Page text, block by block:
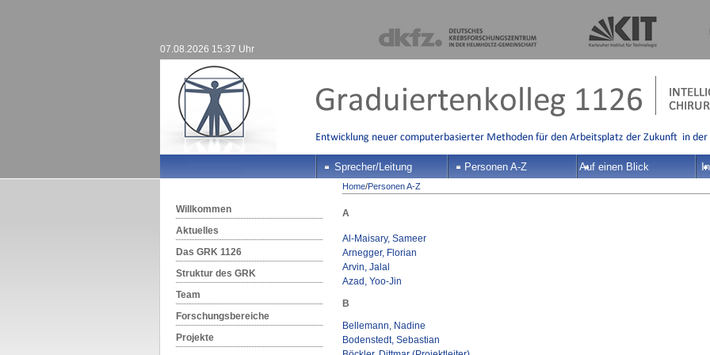
07.08.2026 15:37 Uhr
Sprecher/Leitung Personen A-Z Auf einen Blick
Willkommen
Aktuelles
Das GRK 1126
Struktur des GRK
Team
Forschungsbereiche
Projekte
Home/Personen A-Z
A
Al-Maisary, Sameer
Arnegger, Florian
Arvin, Jalal
Azad, Yoo-Jin
B
Bellemann, Nadine
Bodenstedt, Sebastian